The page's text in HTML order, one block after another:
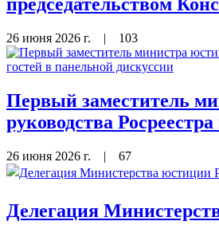
26 июня 2026 г. | 103
Первый заместитель
руководства
26 июня 2026 г. | 67
Делегация